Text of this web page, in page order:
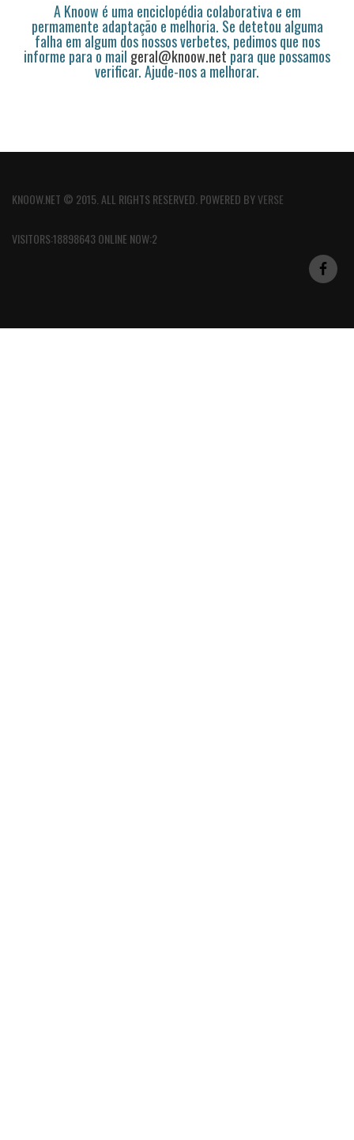
A Knoow é uma enciclopédia colaborativa e em
permamente adaptação e melhoria. Se detetou alguma
falha em algum dos nossos verbetes, pedimos que nos
informe para o mail geral@knoow.netpara que possamos
verificar. Ajude-nos a melhorar.
KNOOW.NET © 2015. ALL RIGHTS RESERVED. POWERED BYVERSE
VISITORS:18898643 ONLINE NOW:2